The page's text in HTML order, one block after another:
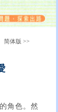
简体版 >>
角色。然